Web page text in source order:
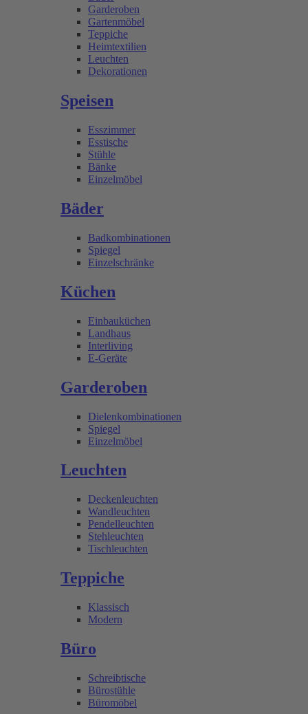
Garderoben
Gartenmöbel
Teppiche
Heimtextilien
Leuchten
Dekorationen
Speisen
Esszimmer
Esstische
Stühle
Bänke
Einzelmöbel
Bäder
Badkombinationen
Spiegel
Einzelschränke
Küchen
Einbauküchen
Landhaus
Interliving
E-Geräte
Garderoben
Dielenkombinationen
Spiegel
Einzelmöbel
Leuchten
Deckenleuchten
Wandleuchten
Pendelleuchten
Stehleuchten
Tischleuchten
Teppiche
Klassisch
Modern
Büro
Schreibtische
Bürostühle
Büromöbel